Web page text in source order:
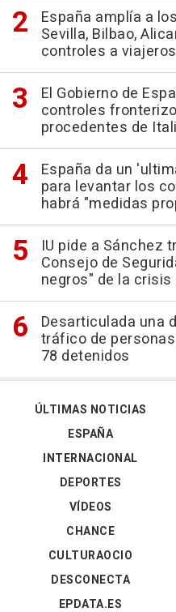
España amplía a
Sevilla, Bilbao,
controles a
El Gobierno de
controles
procedentes de
España da un
para levantar los
habrá "medidas
IU pide a Sánchez
Consejo de
negros" de la crisis
Desarticulada una
tráfico de
78 detenidos
ÚLTIMAS NOTICIAS
ESPAÑA
INTERNACIONAL
DEPORTES
VÍDEOS
CHANCE
CULTURAOCIO
DESCONECTA
EPDATA.ES